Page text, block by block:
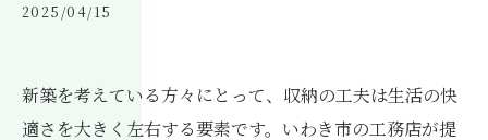
2025/04/15
新築を考えている方々にとって、収納の工夫は生活の快
適さを大きく左右する要素です。いわき市の工務店が提